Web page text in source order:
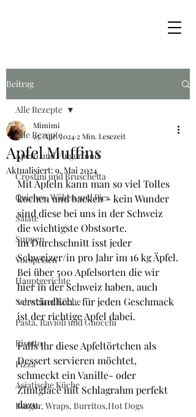
Beitrag
Alle Rezepte
Apéro und Fingerfood
Crostini und Bruschetta
Quiches, Wähen und Pies
Salate
Suppen
Vorspeisen
Hauptgerichte
Schweizer Küche
Pasta, Ravioli und Gnocchi
Risotto
Pizza
Asiatische Küche
Burger, Wraps, Burritos,Hot Dogs
Alle Rezepte
Apfel Muffins
Mimimi
25. Apr. 2024 2 Min. Lesezeit
Aktualisiert: 9. Mai 2024
Mit Äpfeln kann man so viel Tolles
kochen und backen - kein Wunder
sind diese bei uns in der Schweiz
die wichtigste Obstsorte.
Im Durchschnitt isst jeder
Schweizer/in pro Jahr im 16 kg Äpfel.
Bei über 500 Apfelsorten die wir
hier in der Schweiz haben, auch
verständlich... für jeden Geschmack
ist der richtige Apfel dabei.
Falls Ihr diese Apfeltörtchen als
Dessert servieren möchtet,
schmeckt ein Vanille- oder
Zimtglacé mit Schlagrahm perfekt
dazu.